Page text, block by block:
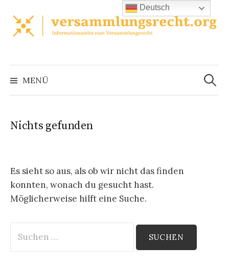
Inhalt
überspringen
MENÜ
Suchen
nach:
Nichts gefunden
Es sieht so aus, als ob wir nicht das finden
konnten, wonach du gesucht hast.
Möglicherweise hilft eine Suche.
Suchen
nach:
Deutsch